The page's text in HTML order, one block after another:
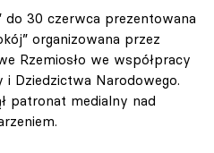
do 30 czerwca prezentowana
organizowana przez
Rzemiosło we współpracy
Dziedzictwa Narodowego.
patronat medialny nad